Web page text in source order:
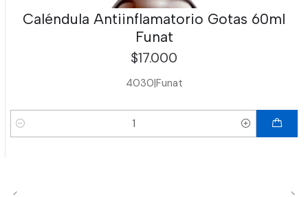
Caléndula Antiinflamatorio Gotas 60ml
Funat
$17.000
4030|Funat
Cantidad